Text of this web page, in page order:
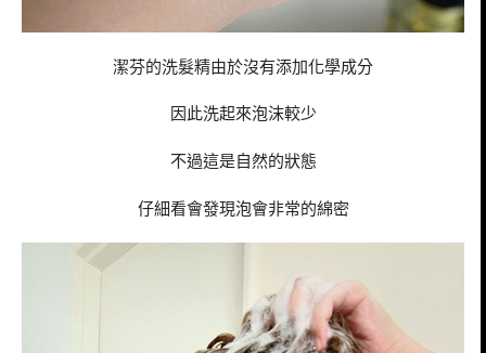
潔芬的洗髮精由於沒有添加化學成分
因此洗起來泡沫較少
不過這是自然的狀態
仔細看會發現泡會非常的綿密